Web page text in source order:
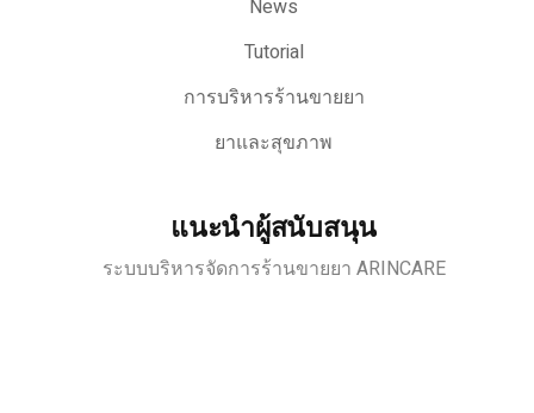
News
Tutorial
การบริหารร้านขายยา
ยาและสุขภาพ
แนะนำผู้สนับสนุน
ระบบบริหารจัดการร้านขายยา ARINCARE